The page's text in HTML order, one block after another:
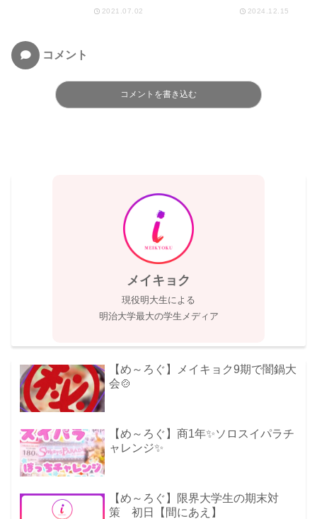
2021.07.02 2024.12.15
コメント
コメントを書き込む
メイキョク
現役明大生による
明治大学最大の学生メディア
【め～ろぐ】メイキョク9期で闇鍋大
会🍲
【め～ろぐ】商1年✨ソロスイパラチ
ャレンジ✨
【め～ろぐ】限界大学生の期末対
策 初日【間にあえ】